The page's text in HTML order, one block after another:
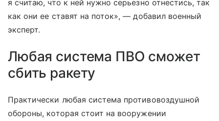
я считаю, что к ней нужно серьезно отнестись, так
как они ее ставят на поток», — добавил военный
эксперт.
Любая система ПВО сможет
сбить ракету
Практически любая система противовоздушной
обороны, которая стоит на вооружении